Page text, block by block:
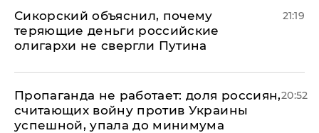
Сикорский объяснил, почему
теряющие деньги российские
олигархи не свергли Путина
21:19
​Пропаганда не работает: доля россиян,
считающих войну против Украины
успешной, упала до минимума
20:52